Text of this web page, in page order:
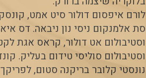
לורם איפסום דולור סיט אמט,
סת אלמנקום ניסי נון ניבאה. דס
וסטיבולום אט דולור, קראס אגת
וסטיבולום סוליסי טידום בעליק.
נונסטי קלובר בריקנה סטום,